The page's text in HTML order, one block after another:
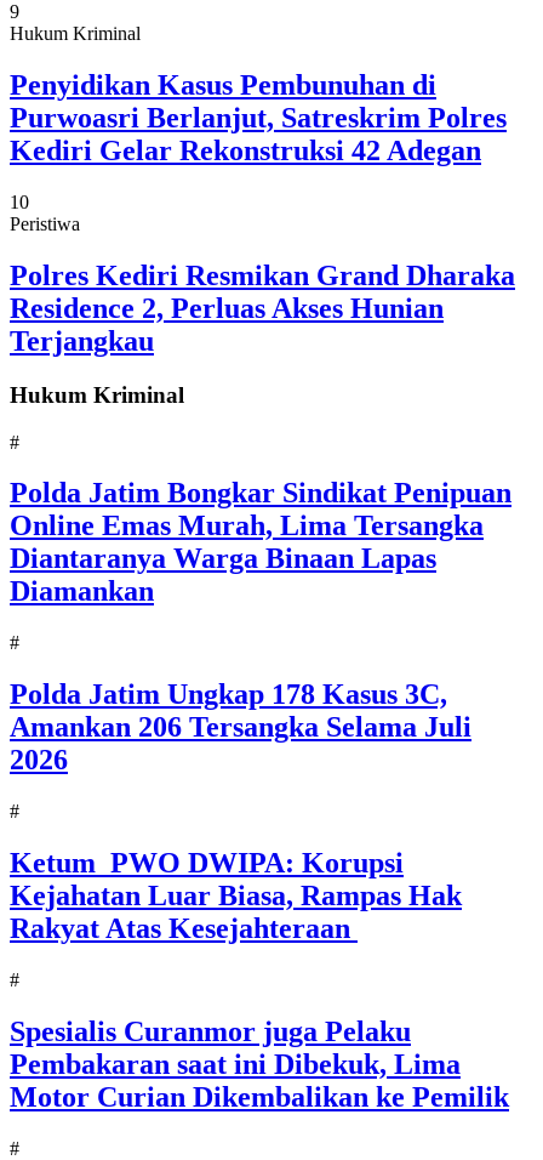
9
Hukum Kriminal
Penyidikan Kasus Pembunuhan di
Purwoasri Berlanjut, Satreskrim Polres
Kediri Gelar Rekonstruksi 42 Adegan
10
Peristiwa
Polres Kediri Resmikan Grand Dharaka
Residence 2, Perluas Akses Hunian
Terjangkau
Hukum Kriminal
#
Polda Jatim Bongkar Sindikat Penipuan
Online Emas Murah, Lima Tersangka
Diantaranya Warga Binaan Lapas
Diamankan
#
Polda Jatim Ungkap 178 Kasus 3C,
Amankan 206 Tersangka Selama Juli
2026
#
Ketum PWO DWIPA: Korupsi
Kejahatan Luar Biasa, Rampas Hak
Rakyat Atas Kesejahteraan
#
Spesialis Curanmor juga Pelaku
Pembakaran saat ini Dibekuk, Lima
Motor Curian Dikembalikan ke Pemilik
#